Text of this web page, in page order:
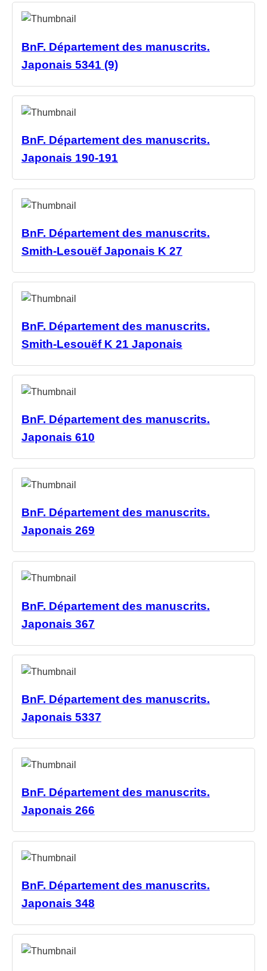
BnF. Département des manuscrits.
Japonais 5341 (9)
BnF. Département des manuscrits.
Japonais 190-191
BnF. Département des manuscrits.
Smith-Lesouëf Japonais K 27
BnF. Département des manuscrits.
Smith-Lesouëf K 21 Japonais
BnF. Département des manuscrits.
Japonais 610
BnF. Département des manuscrits.
Japonais 269
BnF. Département des manuscrits.
Japonais 367
BnF. Département des manuscrits.
Japonais 5337
BnF. Département des manuscrits.
Japonais 266
BnF. Département des manuscrits.
Japonais 348